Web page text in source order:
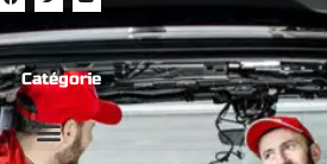
Catégorie